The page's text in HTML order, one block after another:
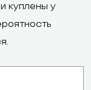
куплены у